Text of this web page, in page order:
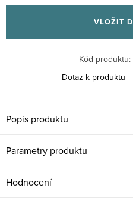
cena:
VLOŽIT
Kód produktu:
Dotaz k produktu
Popis produktu
Parametry produktu
Hodnocení